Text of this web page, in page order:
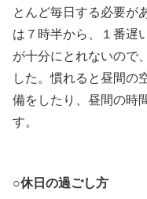
とんど毎日する必要が
は７時半から、１番遅
が十分にとれないので
した。慣れると昼間の
備をしたり、昼間の時
す。
○休日の過ごし方